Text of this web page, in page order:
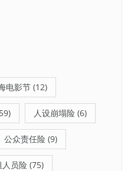
电影节 (12)
人设崩塌险 (6)
公众责任险 (9)
人员险 (75)